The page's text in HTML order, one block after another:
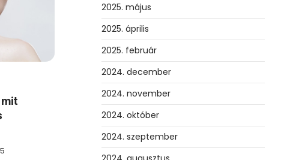
2025. május
2025. április
2025. február
2024. december
2024. november
2024. október
2024. szeptember